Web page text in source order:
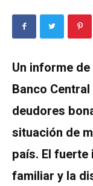
Un informe
Banco
deudores
situación de
país. El
familiar y la